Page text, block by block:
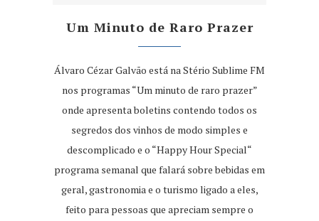
Um Minuto de Raro Prazer
Álvaro Cézar Galvão está na Stério Sublime FM
nos programas “Um minuto de raro prazer”
onde apresenta boletins contendo todos os
segredos dos vinhos de modo simples e
descomplicado e o “Happy Hour Special“
programa semanal que falará sobre bebidas em
geral, gastronomia e o turismo ligado a eles,
feito para pessoas que apreciam sempre o